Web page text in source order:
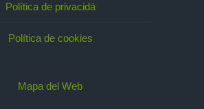
Política de privacidá
Política de cookies
Mapa del Web